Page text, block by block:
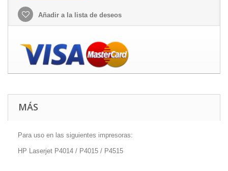
Añadir a la lista de deseos
MÁS
Para uso en las siguientes impresoras:
HP Laserjet P4014 / P4015 / P4515